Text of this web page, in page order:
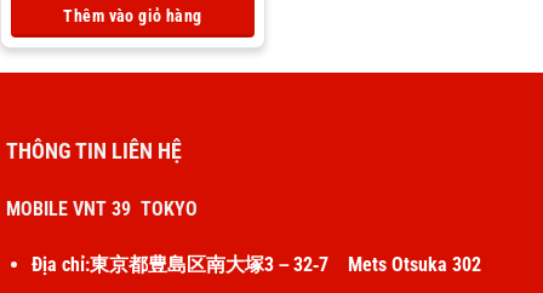
4.500¥.
tại
là:
4.000¥.
Thêm vào giỏ hàng
THÔNG TIN LIÊN HỆ
MOBILE VNT 39 TOKYO
Địa chỉ:東京都豊島区南大塚3－32‐7 Mets Otsuka 302